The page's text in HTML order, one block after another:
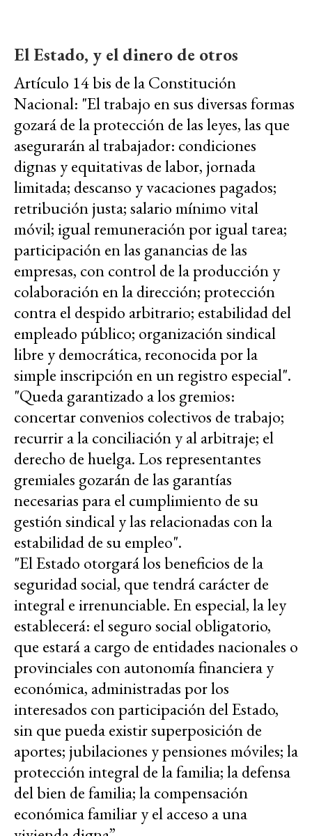
El Estado, y el dinero de otros
Artículo 14 bis de la Constitución
Nacional: "El trabajo en sus diversas formas
gozará de la protección de las leyes, las que
asegurarán al trabajador: condiciones
dignas y equitativas de labor, jornada
limitada; descanso y vacaciones pagados;
retribución justa; salario mínimo vital
móvil; igual remuneración por igual tarea;
participación en las ganancias de las
empresas, con control de la producción y
colaboración en la dirección; protección
contra el despido arbitrario; estabilidad del
empleado público; organización sindical
libre y democrática, reconocida por la
simple inscripción en un registro especial".
"Queda garantizado a los gremios:
concertar convenios colectivos de trabajo;
recurrir a la conciliación y al arbitraje; el
derecho de huelga. Los representantes
gremiales gozarán de las garantías
necesarias para el cumplimiento de su
gestión sindical y las relacionadas con la
estabilidad de su empleo".
"El Estado otorgará los beneficios de la
seguridad social, que tendrá carácter de
integral e irrenunciable. En especial, la ley
establecerá: el seguro social obligatorio,
que estará a cargo de entidades nacionales o
provinciales con autonomía financiera y
económica, administradas por los
interesados con participación del Estado,
sin que pueda existir superposición de
aportes; jubilaciones y pensiones móviles; la
protección integral de la familia; la defensa
del bien de familia; la compensación
económica familiar y el acceso a una